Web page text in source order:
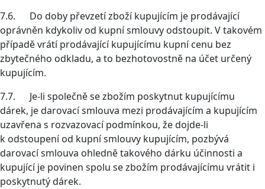
7.6. Do doby převzetí zboží kupujícím je prodávající
oprávněn kdykoliv od kupní smlouvy odstoupit. V takovém
případě vrátí prodávající kupujícímu kupní cenu bez
zbytečného odkladu, a to bezhotovostně na účet určený
kupujícím.
7.7. Je-li společně se zbožím poskytnut kupujícímu
dárek, je darovací smlouva mezi prodávajícím a kupujícím
uzavřena s rozvazovací podmínkou, že dojde-li
k odstoupení od kupní smlouvy kupujícím, pozbývá
darovací smlouva ohledně takového dárku účinnosti a
kupující je povinen spolu se zbožím prodávajícímu vrátit i
poskytnutý dárek.